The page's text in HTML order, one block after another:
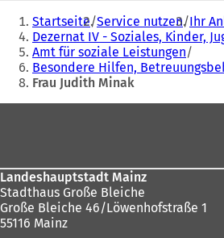
Sie
befinden
sich
hier:
Startseite Service nutzen Ihr
Dezernat IV - Soziales, Kinder,
Amt für soziale Leistungen
Besondere Hilfen,
Frau Judith Minak
Landeshauptstadt Mainz
Stadthaus Große Bleiche
Große Bleiche 46/Löwenhofstraße 1
55116 Mainz